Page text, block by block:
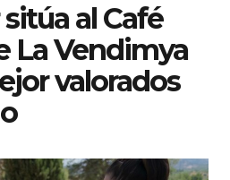
al Café
La Vendimya
valorados